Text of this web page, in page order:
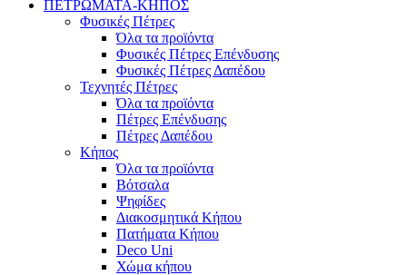
ΠΕΤΡΩΜΑΤΑ-ΚΗΠΟΣ
Φυσικές Πέτρες
Όλα τα προϊόντα
Φυσικές Πέτρες Επένδυσης
Φυσικές Πέτρες Δαπέδου
Τεχνητές Πέτρες
Όλα τα προϊόντα
Πέτρες Επένδυσης
Πέτρες Δαπέδου
Κήπος
Όλα τα προϊόντα
Βότσαλα
Ψηφίδες
Διακοσμητικά Κήπου
Πατήματα Κήπου
Deco Uni
Χώμα κήπου